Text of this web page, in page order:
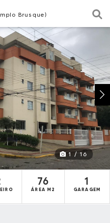
Brusque)
1 / 16
76
ÁREA M2
1
GARAGEM